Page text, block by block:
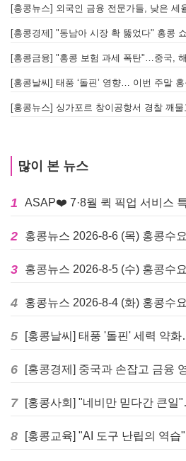
[홍콩경제] "동남아 시장 확 뚫었다" 홍콩
[홍콩날씨] 태풍 ‘돌핀’ 영향… 이번 주말
많이 본 뉴스
1 ASAP❤️ 7·8월 퀵 픽업 서비스
2 홍콩뉴스 2026-8-6 (목) 홍콩수
3 홍콩뉴스 2026-8-5 (수) 홍콩수
4 홍콩뉴스 2026-8-4 (화) 홍콩수
5 [홍콩날씨] 태풍 '돌핀' 세력 약
6
7
8